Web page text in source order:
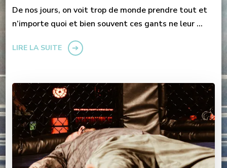
De nos jours, on voit trop de monde prendre tout et
n’importe quoi et bien souvent ces gants ne leur …
LIRE LA SUITE